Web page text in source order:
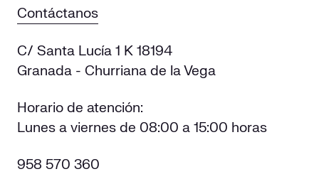
Contáctanos
C/ Santa Lucía 1 K 18194
Granada - Churriana de la Vega
Horario de atención:
Lunes a viernes de 08:00 a 15:00 horas
958 570 360